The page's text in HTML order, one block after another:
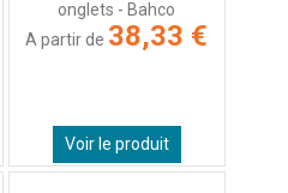
onglets - Bahco
A partir de 38,33 €
Voir le produit